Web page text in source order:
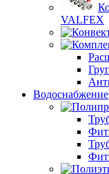
VALFEX
Водоснабжение